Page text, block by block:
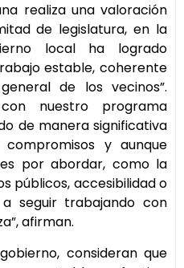
realiza una valoración
de legislatura, en la
local ha logrado
estable, coherente
de los vecinos”.
nuestro programa
de manera significativa
y aunque
por abordar, como la
públicos, accesibilidad o
seguir trabajando con
afirman.
consideran que